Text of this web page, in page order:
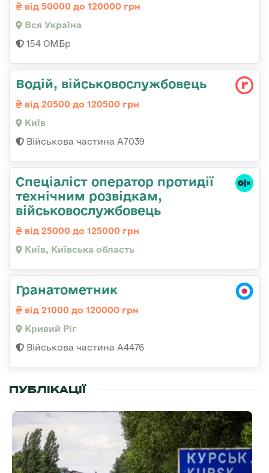
від 50000 до 120000 грн
Вся Україна
154 ОМБр
Водій, військовослужбовець
від 20500 до 120500 грн
Київ
Військова частина А7039
Спеціаліст оператор протидії
технічним розвідкам,
військовослужбовець
від 25000 до 125000 грн
Київ, Київська область
Гранатометник
від 21000 до 120000 грн
Кривий Ріг
Військова частина А4476
ПУБЛІКАЦІЇ